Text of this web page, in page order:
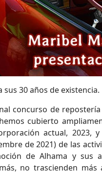
sus 30 años de existencia.
concurso de
cubierto
actual, 2023,
de 2021) de las
de Alhama y sus
no trascienden